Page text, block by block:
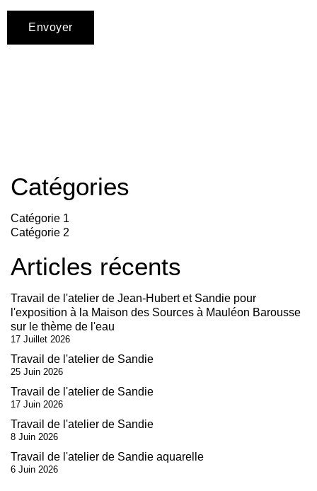
Catégories
Catégorie 1
Catégorie 2
Articles récents
Travail de l'atelier de Jean-Hubert et Sandie pour
l'exposition à la Maison des Sources à Mauléon Barousse
sur le thème de l'eau
17 Juillet 2026
Travail de l'atelier de Sandie
25 Juin 2026
Travail de l'atelier de Sandie
17 Juin 2026
Travail de l'atelier de Sandie
8 Juin 2026
Travail de l'atelier de Sandie aquarelle
6 Juin 2026